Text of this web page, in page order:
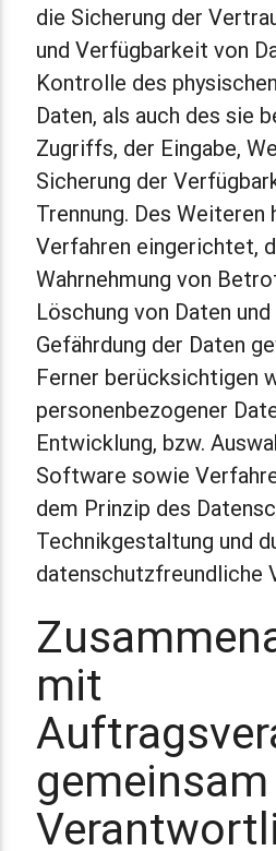
die Sicherung der
und Verfügbarkeit von
Kontrolle des
Daten, als auch des sie
Zugriffs, der Eingabe,
Sicherung der
Trennung. Des Weiteren
Verfahren eingerichtet,
Wahrnehmung von
Löschung von Daten
Gefährdung der Daten
Ferner berücksichtigen
personenbezogener
Entwicklung, bzw.
Software sowie
dem Prinzip des
Technikgestaltung und
datenschutzfreundliche
mit
gemeinsam